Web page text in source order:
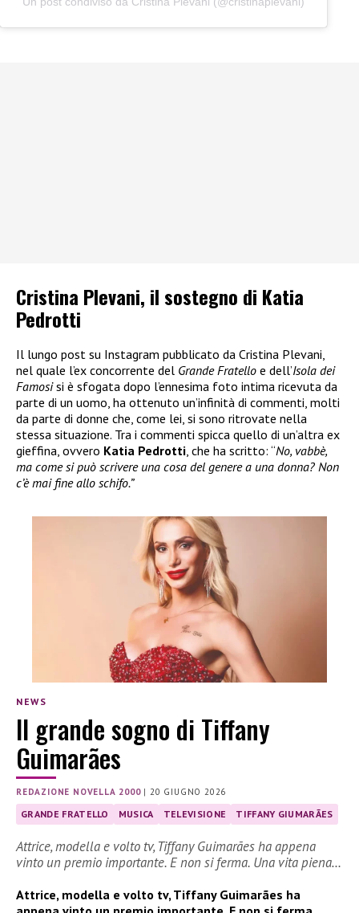
Cristina Plevani, il sostegno di Katia
Pedrotti
Il lungo post su Instagram pubblicato da Cristina Plevani,
nel quale l’ex concorrente del Grande Fratello e dell’Isola dei
Famosisi è sfogata dopo l’ennesima foto intima ricevuta da
parte di un uomo, ha ottenuto un’infinità di commenti, molti
da parte di donne che, come lei, si sono ritrovate nella
stessa situazione. Tra i commenti spicca quello di un’altra ex
gieffina, ovvero Katia Pedrotti , che ha scritto: “No, vabbè,
ma come si può scrivere una cosa del genere a una donna? Non
c’è mai fine allo schifo.”
NEWS
Il grande sogno di Tiffany
Guimarães
REDAZIONE NOVELLA 2000|20 GIUGNO 2026
GRANDE FRATELLO MUSICA TELEVISIONE TIFFANY GIUMARÃES
Attrice, modella e volto tv, Tiffany Guimarães ha appena
vinto un premio importante. E non si ferma. Una vita piena…
Attrice, modella e volto tv, Tiffany Guimarães ha